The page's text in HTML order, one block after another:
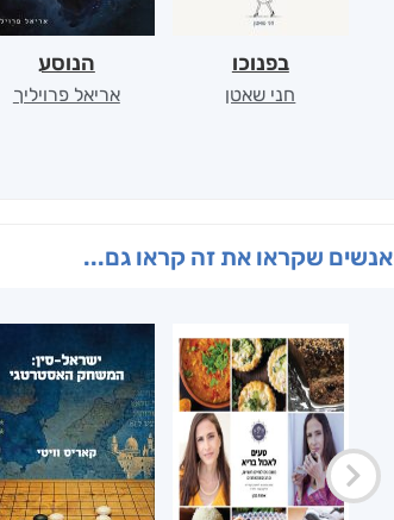
בפנוכו
חני שאטן
הנוסע
אריאל פרויליך
אנשים שקראו את זה קראו גם...